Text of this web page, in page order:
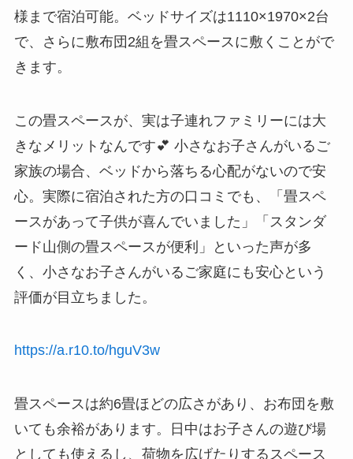
様まで宿泊可能。ベッドサイズは1110×1970×2台
で、さらに敷布団2組を畳スペースに敷くことがで
きます。
この畳スペースが、実は子連れファミリーには大
きなメリットなんです💕 小さなお子さんがいるご
家族の場合、ベッドから落ちる心配がないので安
心。実際に宿泊された方の口コミでも、「畳スペ
ースがあって子供が喜んでいました」「スタンダ
ード山側の畳スペースが便利」といった声が多
く、小さなお子さんがいるご家庭にも安心という
評価が目立ちました。
https://a.r10.to/hguV3w
畳スペースは約6畳ほどの広さがあり、お布団を敷
いても余裕があります。日中はお子さんの遊び場
としても使えるし、荷物を広げたりするスペース